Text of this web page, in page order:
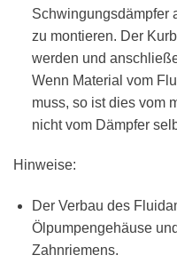
Schwingungsdämpfer
zu montieren. Der
werden und
Wenn Material vom
muss, so ist dies vom
nicht vom Dämpfer
Hinweise:
Der Verbau des
Ölpumpengehäuse
Zahnriemens.